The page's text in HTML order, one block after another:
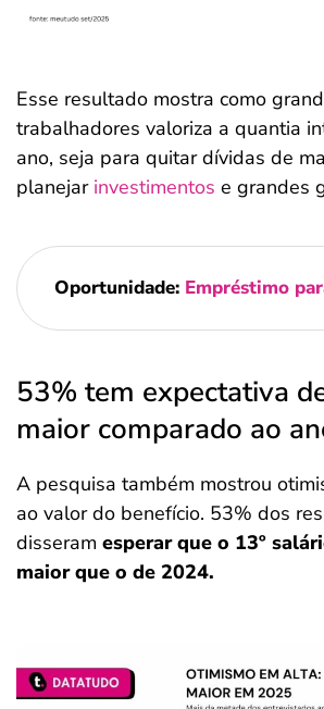
Esse resultado mostra como
trabalhadores valoriza a quantia
ano, seja para quitar dívidas de
planejar investimentos e grandes
Oportunidade: Empréstimo
53% tem expectativa
maior comparado ao
A pesquisa também mostrou
ao valor do benefício. 53% dos
disseram esperar que o 13º
maior que o de 2024.